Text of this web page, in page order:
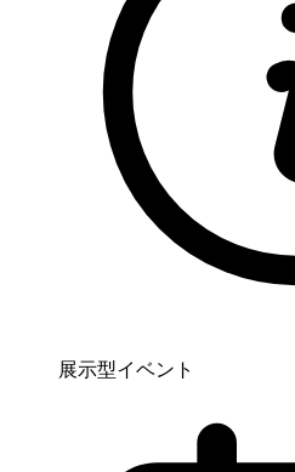
展示型イベント